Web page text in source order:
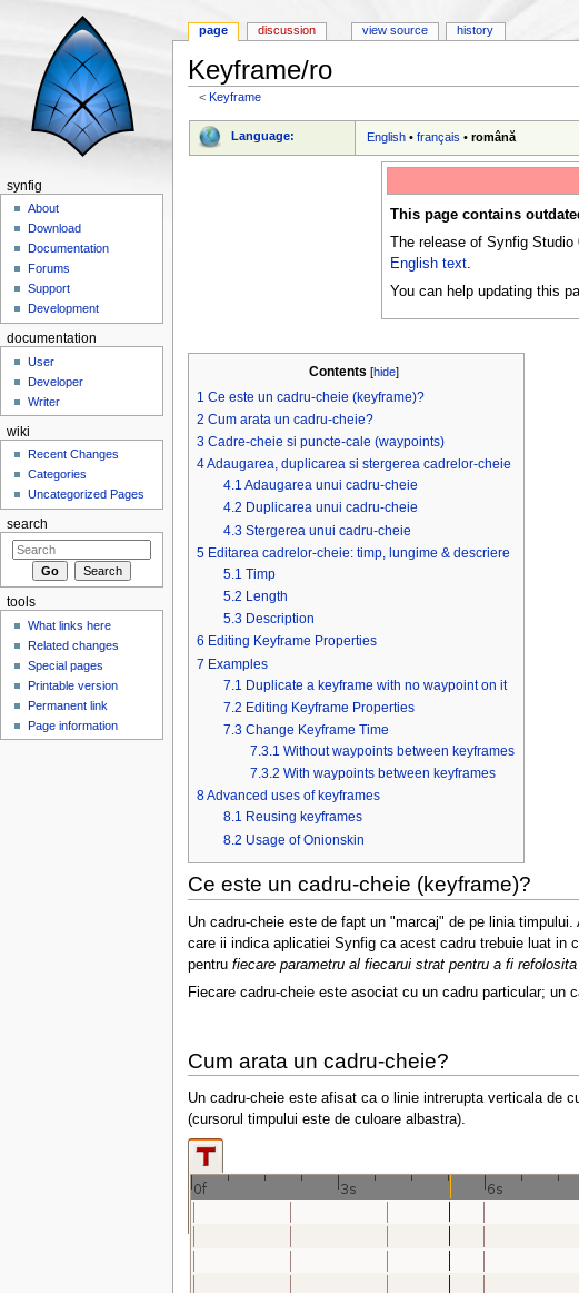
Keyframe/ro
<Keyframe
Language: English •français •română
This page contains
The release of Synfig
English text.
You can help updating this
Contents [hide]
1 Ce este un cadru-cheie (keyframe)?
2 Cum arata un cadru-cheie?
3 Cadre-cheie si puncte-cale (waypoints)
4Adaugarea, duplicarea si stergerea cadrelor-cheie
4.1 Adaugarea unui cadru-cheie
4.2 Duplicarea unui cadru-cheie
4.3 Stergerea unui cadru-cheie
5 Editarea cadrelor-cheie: timp, lungime & descriere
5.1 Timp
5.2 Length
5.3 Description
6 Editing Keyframe Properties
7 Examples
7.1 Duplicate a keyframe with no waypoint on it
7.2 Editing Keyframe Properties
7.3 Change Keyframe Time
7.3.1 Without waypoints between keyframes
7.3.2 With waypoints between keyframes
8Advanced uses of keyframes
8.1 Reusing keyframes
8.2 Usage of Onionskin
Ce este un cadru-cheie (keyframe)?
Un cadru-cheie este de fapt un "marcaj" de pe linia
care ii indica aplicatiei Synfig ca acest cadru trebuie luat in
pentru fiecare parametru al fiecarui strat pentru a fi refolosita
Fiecare cadru-cheie este asociat cu un cadru particular; un
Cum arata un cadru-cheie?
Un cadru-cheie este afisat ca o linie intrerupta verticala de
(cursorul timpului este de culoare albastra).
page discussion view source history
synfig
About
Download
Documentation
Forums
Support
Development
documentation
User
Developer
Writer
wiki
Recent Changes
Categories
Uncategorized Pages
search
tools
What links here
Related changes
Special pages
Printable version
Permanent link
Page information